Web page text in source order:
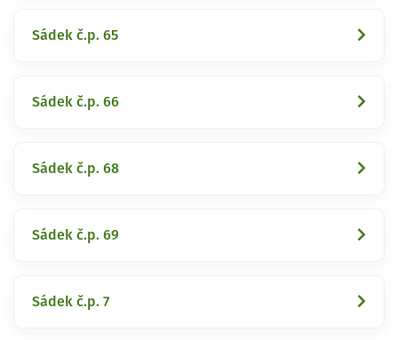
Sádek č.p. 65
Sádek č.p. 66
Sádek č.p. 68
Sádek č.p. 69
Sádek č.p. 7